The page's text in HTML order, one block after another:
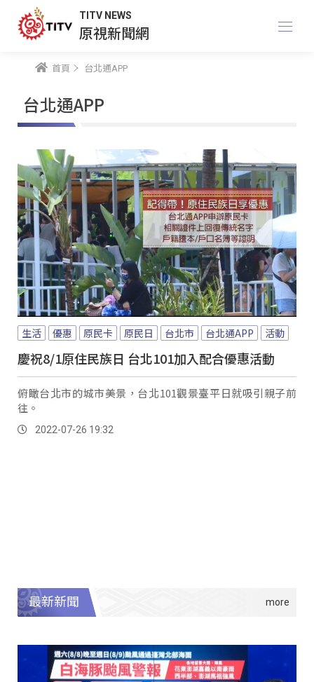
TITV NEWS
原視新聞網
首頁 台北通APP
台北通APP
生活 優惠 原民卡 原民日 台北市 台北通APP 活動
慶祝8/1原住民族日 台北101加入配合優惠活動
俯瞰台北市的城市美景，台北101觀景臺平日就吸引親子前
往。
2022-07-26 19:32
最新新聞